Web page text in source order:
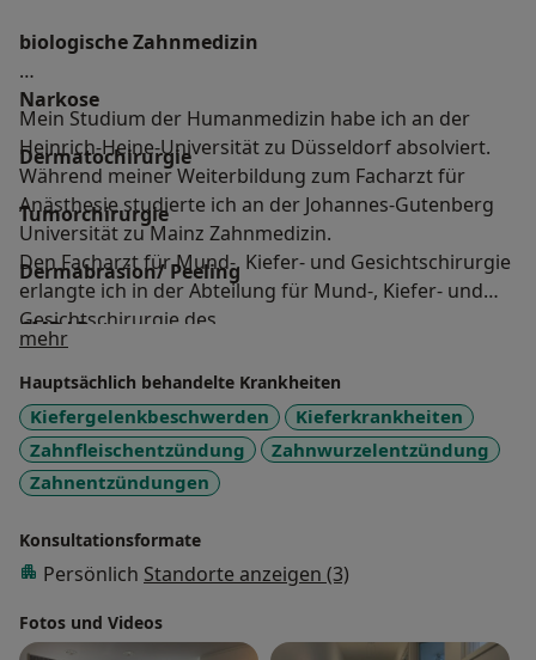
biologische Zahnmedizin
Narkose
Dermatochirurgie
Tumorchirurgie
Dermabrasion/ Peeling
CMD/ Botox
Mein Studium der Humanmedizin habe ich an der
Heinrich-Heine-Universität zu Düsseldorf absolviert.
Während meiner Weiterbildung zum Facharzt für
Anästhesie studierte ich an der Johannes-Gutenberg
Universität zu Mainz Zahnmedizin.
Den Facharzt für Mund-, Kiefer- und Gesichtschirurgie
erlangte ich in der Abteilung für Mund-, Kiefer- und
Gesichtschirurgie des
Bundeswehrzentralkrankenhauses Koblenz (Leiter:
Prof. Dr. Dr. Werkmeister).
Ich bin Mitglied in der Deutschen Gesellschaft für
Mund-, Kiefer- und Gesichtschirurgie.
mehrÜber mich
Hauptsächlich behandelte Krankheiten
Kiefergelenkbeschwerden
Kieferkrankheiten
Zahnfleischentzündung
Zahnwurzelentzündung
Zahnentzündungen
Konsultationsformate
Persönlich Standorte anzeigen (3)
Fotos und Videos